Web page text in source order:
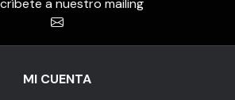
a nuestro mailing
MI CUENTA